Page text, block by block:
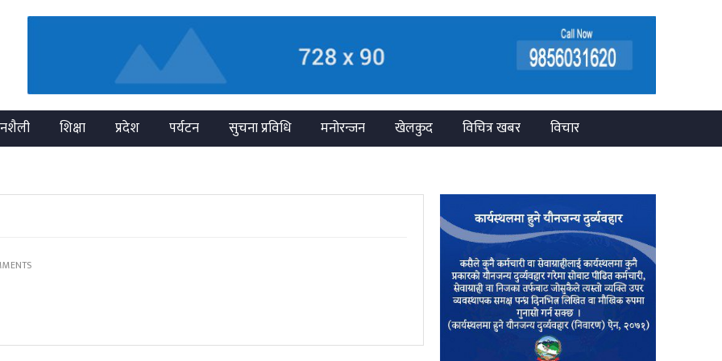
शिक्षा प्रदेश पर्यटन सुचना प्रविधि मनोरन्जन खेलकुद विचित्र खबर
विचार